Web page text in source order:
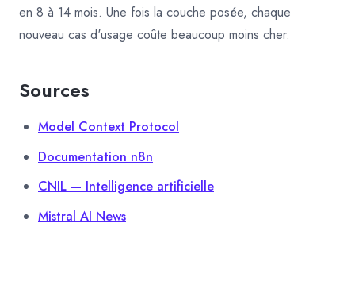
en 8 à 14 mois. Une fois la couche posée, chaque
nouveau cas d'usage coûte beaucoup moins cher.
Sources
Model Context Protocol
Documentation n8n
CNIL — Intelligence artificielle
Mistral AI News